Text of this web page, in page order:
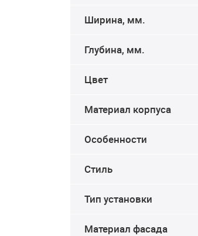
Ширина, мм.
Глубина, мм.
Цвет
Материал корпуса
Особенности
Стиль
Тип установки
Материал фасада